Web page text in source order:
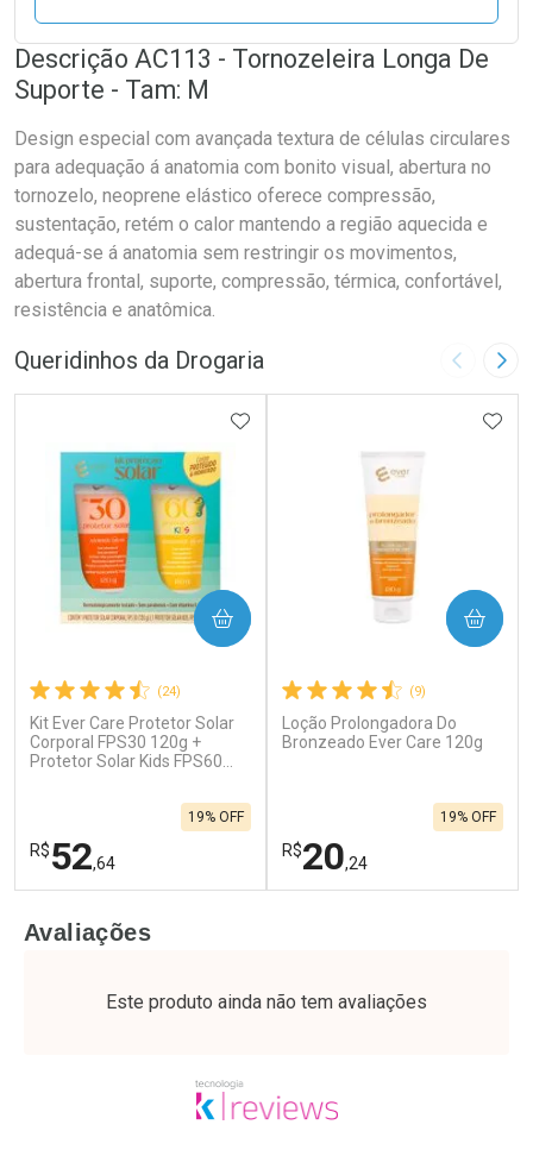
Descrição AC113 - Tornozeleira Longa De
Suporte - Tam: M
Design especial com avançada textura de células circulares
para adequação á anatomia com bonito visual, abertura no
tornozelo, neoprene elástico oferece compressão,
sustentação, retém o calor mantendo a região aquecida e
adequá-se á anatomia sem restringir os movimentos,
abertura frontal, suporte, compressão, térmica, confortável,
resistência e anatômica.
Queridinhos da Drogaria Imagem
(24)
Kit Ever Care Protetor Solar
Corporal FPS30 120g +
Protetor Solar Kids FPS60
R$52,64
19% OFF
ADICIONAR AOS FAVORITOS
COMPRAR
Laboratório
Por Menos
(9)
Loção Prolongadora Do
Bronzeado Ever Care 120g
R$20,24
19% OFF
COMPRAR
Laboratório
Por Menos
Avaliações
Este produto ainda não tem avaliações